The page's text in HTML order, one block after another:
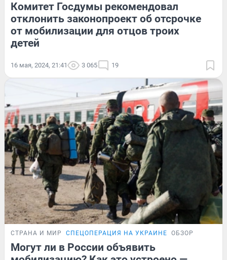
Комитет Госдумы рекомендовал
отклонить законопроект об отсрочке
от мобилизации для отцов троих
детей
16 мая, 2024, 21:41 3 065 19
СТРАНА И МИР СПЕЦОПЕРАЦИЯ НА УКРАИНЕ ОБЗОР
Могут ли в России объявить